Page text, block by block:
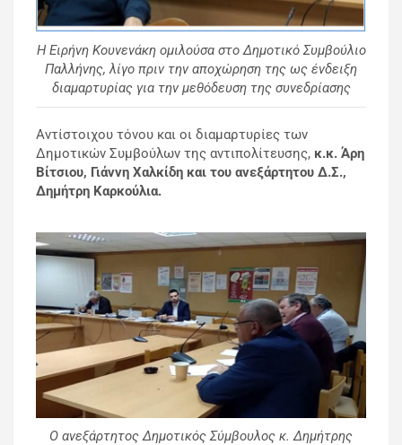
Η Ειρήνη Κουνενάκη ομιλούσα στο Δημοτικό Συμβούλιο
Παλλήνης, λίγο πριν την αποχώρηση της ως ένδειξη
διαμαρτυρίας για την μεθόδευση της συνεδρίασης
Αντίστοιχου τόνου και οι διαμαρτυρίες των
Δημοτικών Συμβούλων της αντιπολίτευσης, κ.κ. Άρη
Βίτσιου, Γιάννη Χαλκίδη και του ανεξάρτητου Δ.Σ.,
Δημήτρη Καρκούλια.
Ο ανεξάρτητος Δημοτικός Σύμβουλος κ. Δημήτρης